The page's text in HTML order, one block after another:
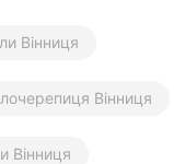
Вінниця
Вінниця
Вінниця